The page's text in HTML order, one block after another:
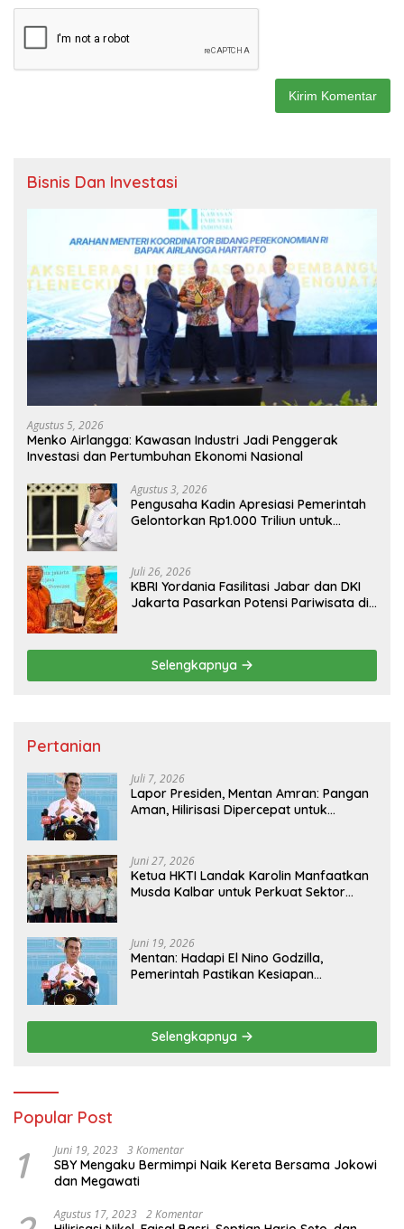
Bisnis Dan Investasi
Agustus 5, 2026
Menko Airlangga: Kawasan Industri Jadi Penggerak
Investasi dan Pertumbuhan Ekonomi Nasional
Agustus 3, 2026
Pengusaha Kadin Apresiasi Pemerintah
Gelontorkan Rp1.000 Triliun untuk
Juli 26, 2026
KBRI Yordania Fasilitasi Jabar dan DKI
Jakarta Pasarkan Potensi Pariwisata di
Selengkapnya
Pertanian
Juli 7, 2026
Lapor Presiden, Mentan Amran: Pangan
Aman, Hilirisasi Dipercepat untuk
Juni 27, 2026
Ketua HKTI Landak Karolin Manfaatkan
Musda Kalbar untuk Perkuat Sektor
Juni 19, 2026
Mentan: Hadapi El Nino Godzilla,
Pemerintah Pastikan Kesiapan
Selengkapnya
Popular Post
1 Juni 19, 2023 3 Komentar
SBY Mengaku Bermimpi Naik Kereta Bersama Jokowi
dan Megawati
Agustus 17, 2023 2 Komentar